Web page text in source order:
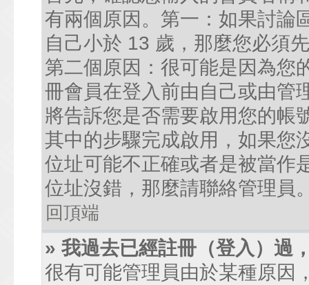
有兩個原因。第一：如果討論
自己小於 13 歲，那麼您必須
第二個原因：很可能是因為您
冊會員在登入前由自己或由管
將告訴您是否需要啟用您的帳
其中的步驟完成啟用，如果您
位址可能不正確或者是被當作
位址沒錯，那麼請聯絡管理員
回頂端
» 我過去已經註冊（登入）過
很有可能管理員由於某種原因